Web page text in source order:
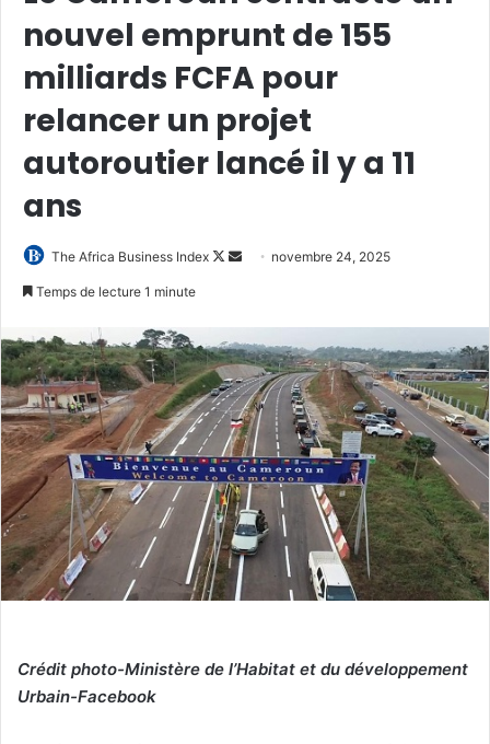
nouvel emprunt de 155
milliards FCFA pour
relancer un projet
autoroutier lancé il y a 11
ans
The Africa Business Index
Follow
Envoyernovembre 24, 2025
Temps de lecture 1 minute
Crédit photo-Ministère de l’Habitat et du développement
Urbain-Facebook